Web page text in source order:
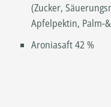
(Zucker,
Apfelpektin, Palm-
Aroniasaft 42 %